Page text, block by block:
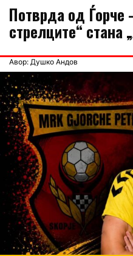
Потврда од Ѓорче
стрелците“ стана
Авор: Душко Андов